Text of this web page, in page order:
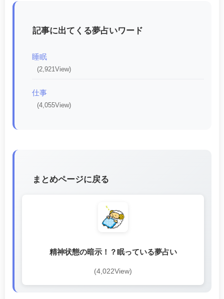
記事に出てくる夢占いワード
睡眠
(2,921View)
仕事
(4,055View)
まとめページに戻る
精神状態の暗示！？眠っている夢占い
(4,022View)